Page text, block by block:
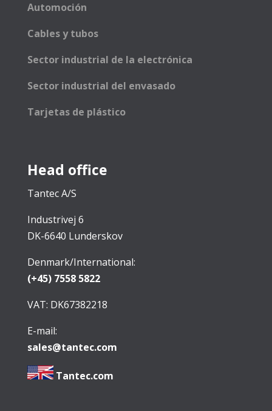
Automoción
Cables y tubos
Sector industrial de la electrónica
Sector industrial del envasado
Tarjetas de plástico
Head office
Tantec A/S
Industrivej 6
DK-6640 Lunderskov
Denmark/International:
(+45) 7558 5822
VAT: DK67382218
E-mail:
sales@tantec.com
Tantec.com